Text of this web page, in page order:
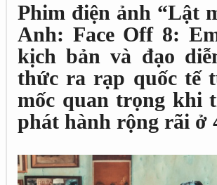
Phim điện ảnh “Lật
Anh: Face Off 8:
kịch bản và đạo
thức ra rạp quốc tế
mốc quan trọng khi
phát hành rộng rãi ở